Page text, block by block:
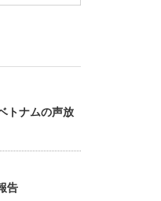
トナムの声放
告